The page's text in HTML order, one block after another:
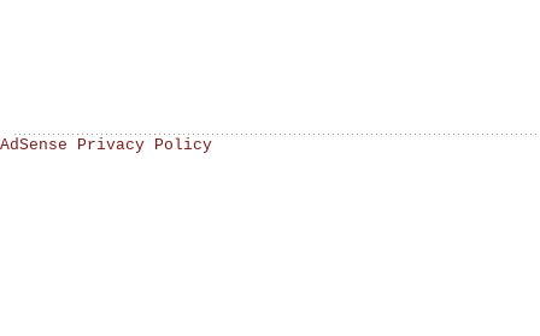
AdSense Privacy Policy